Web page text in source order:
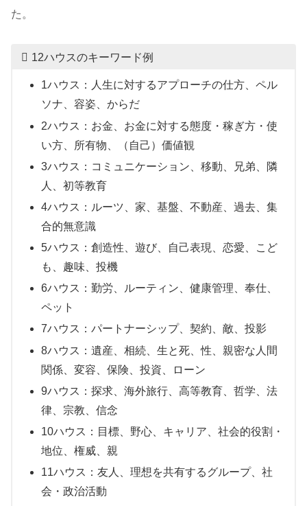
た。
12ハウスのキーワード例
1ハウス：人生に対するアプローチの仕方、ペル
ソナ、容姿、からだ
2ハウス：お金、お金に対する態度・稼ぎ方・使
い方、所有物、（自己）価値観
3ハウス：コミュニケーション、移動、兄弟、隣
人、初等教育
4ハウス：ルーツ、家、基盤、不動産、過去、集
合的無意識
5ハウス：創造性、遊び、自己表現、恋愛、こど
も、趣味、投機
6ハウス：勤労、ルーティン、健康管理、奉仕、
ペット
7ハウス：パートナーシップ、契約、敵、投影
8ハウス：遺産、相続、生と死、性、親密な人間
関係、変容、保険、投資、ローン
9ハウス：探求、海外旅行、高等教育、哲学、法
律、宗教、信念
10ハウス：目標、野心、キャリア、社会的役割・
地位、権威、親
11ハウス：友人、理想を共有するグループ、社
会・政治活動